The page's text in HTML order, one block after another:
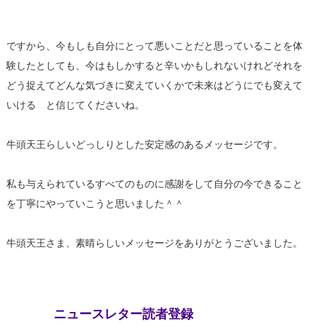
ですから、今もしも自分にとって悪いことだと思っていることを体
験したとしても、今はもしかすると辛いかもしれないけれどそれを
どう捉えてどんな気づきに変えていくかで未来はどうにでも変えて
いける と信じてくださいね。
牛頭天王らしいどっしりとした安定感のあるメッセージです。
私も与えられているすべてのものに感謝をして自分の今できること
を丁寧にやっていこうと思いました＾＾
牛頭天王さま、素晴らしいメッセージをありがとうございました。
ニュースレター読者登録